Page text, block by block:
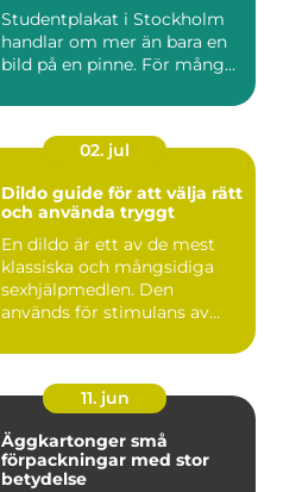
Studentplakat i Stockholm
handlar om mer än bara en
bild på en pinne. För mång...
02. jul
Dildo guide för att välja rätt
och använda tryggt
En dildo är ett av de mest
klassiska och mångsidiga
sexhjälpmedlen. Den
används för stimulans av
11. jun
Äggkartonger små
förpackningar med stor
betydelse